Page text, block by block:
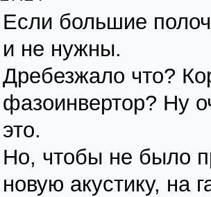
Если большие
и не нужны.
Дребезжало что?
фазоинвертор? Ну
это.
Но, чтобы не было
новую акустику, на